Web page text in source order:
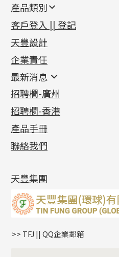
產品類別
新產品
足金系列
足金配件
機織鏈系列
珠仔鏈
镶口链
管狀網鏈
十字車花鏈系列
十字閃O鏈系列
十字錘打鏈系列
側身車花鏈系列
側身鏈系列
雙十字鏈系列
水波鏈系列
蛇骨鏈系列
鏈尾系列
嘴唇鏈系列
首飾配件
耳環類配件
卷迫系列
螺絲迫系列
梅花迫系列
平臺迫系列
綫拍系列
美拍系列
耳環扣系列
耳綫/耳鈎系列
耳環爪頭
耳環
鏈類配件
動感車花吊墜
調節珠系列
生圈扣系列
龍蝦扣系列
鴨俐制系列
字母吊墜
相盒吊墜
項鏈吊墜
生肖吊墜
星座吊墜
其他類配件
珠盤系列
袖口鈕系列
焊片及鐳射綫
空心車花管
珠類配件
無孔光身珠
空心光身珠
無孔批花珠
鑲口類
四爪頭系列
六爪頭系列
車花片
動感車花片
鑲口戒指
鑲口手鏈系列
首飾系列
手镯系列
戒指系列
空心耳環
空心车花管首饰链
空心手鐲系列
貴金屬原料
千足金
記憶金屬系列
記憶戒指
拉簧珠珠手鏈
記憶鈦手鐲
客戶登入 || 登記
天豐設計
企業責任
最新消息
最新消息
各項證書(2)
相片集(9)
展覽會資訊
最新產品資訊
招聘欄-廣州
招聘欄-香港
產品手冊
聯絡我們
天豐集團
>> TFJ || QQ企業郵箱